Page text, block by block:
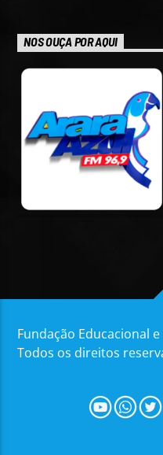
NOS OUÇA POR AQUI
Fundação Educacional
Todos os direitos